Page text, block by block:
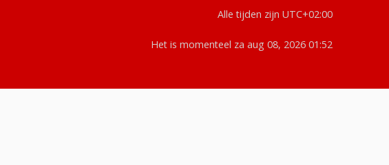
Alle tijden zijn UTC+02:00
Het is momenteel za aug 08, 2026 01:52